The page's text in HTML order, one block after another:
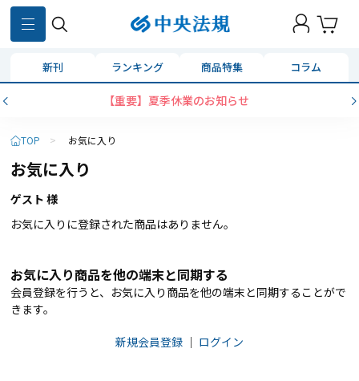
新刊 ランキング 商品特集 コラム
【重要】夏季休業のお知らせ
TOP > お気に入り
お気に入り
ゲスト 様
お気に入りに登録された商品はありません。
お気に入り商品を他の端末と同期する
会員登録を行うと、お気に入り商品を他の端末と同期することがで
きます。
新規会員登録 ｜ ログイン